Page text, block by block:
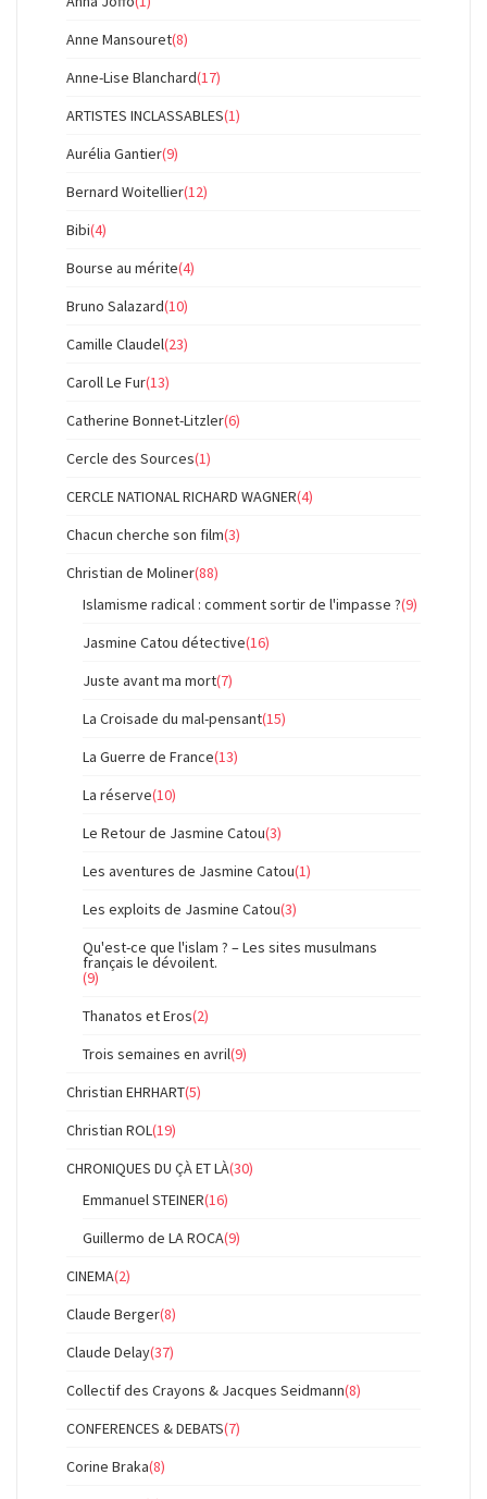
Anne Mansouret(8)
Anne-Lise Blanchard(17)
ARTISTES INCLASSABLES(1)
Aurélia Gantier(9)
Bernard Woitellier(12)
Bibi(4)
Bourse au mérite(4)
Bruno Salazard(10)
Camille Claudel(23)
Caroll Le Fur(13)
Catherine Bonnet-Litzler(6)
Cercle des Sources(1)
CERCLE NATIONAL RICHARD WAGNER(4)
Chacun cherche son film(3)
Christian de Moliner(88)
Islamisme radical : comment sortir de l'impasse ?(9)
Jasmine Catou détective(16)
Juste avant ma mort(7)
La Croisade du mal-pensant(15)
La Guerre de France(13)
La réserve(10)
Le Retour de Jasmine Catou(3)
Les aventures de Jasmine Catou(1)
Les exploits de Jasmine Catou(3)
Qu'est-ce que l'islam ? – Les sites musulmans
français le dévoilent.
(9)
Thanatos et Eros(2)
Trois semaines en avril(9)
Christian EHRHART(5)
Christian ROL(19)
CHRONIQUES DU ÇÀ ET LÀ(30)
Emmanuel STEINER(16)
Guillermo de LA ROCA(9)
CINEMA(2)
Claude Berger(8)
Claude Delay(37)
Collectif des Crayons & Jacques Seidmann(8)
CONFERENCES & DEBATS(7)
Corine Braka(8)